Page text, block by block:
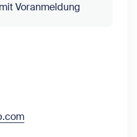
Voranmeldung